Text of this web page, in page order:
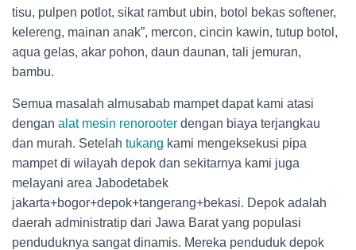
tisu, pulpen potlot, sikat rambut ubin, botol bekas softener,
kelereng, mainan anak”, mercon, cincin kawin, tutup botol,
aqua gelas, akar pohon, daun daunan, tali jemuran,
bambu.
Semua masalah almusabab mampet dapat kami atasi
dengan alat mesin renorooter dengan biaya terjangkau
dan murah. Setelah tukang kami mengeksekusi pipa
mampet di wilayah depok dan sekitarnya kami juga
melayani area Jabodetabek
jakarta+bogor+depok+tangerang+bekasi. Depok adalah
daerah administratip dari Jawa Barat yang populasi
penduduknya sangat dinamis. Mereka penduduk depok